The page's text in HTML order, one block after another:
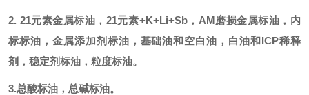
2. 21元素金属标油，21元素+K+Li+Sb，AM磨损金属标油，内
标标油，金属添加剂标油，基础油和空白油，白油和ICP稀释
剂，稳定剂标油，粒度标油。
3.总酸标油，总碱标油。